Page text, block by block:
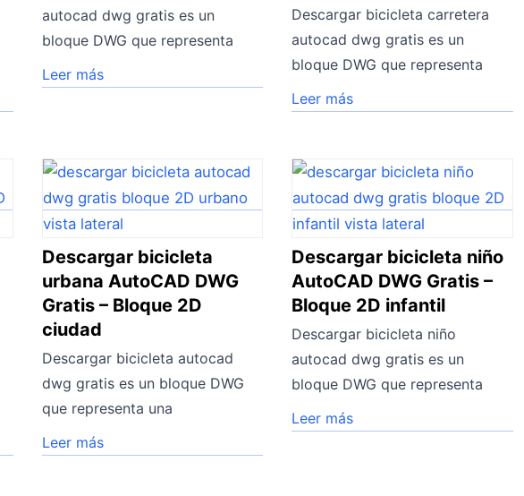
autocad dwg gratis es un
bloque DWG que representa
Leer más
Descargar bicicleta carretera
autocad dwg gratis es un
bloque DWG que representa
Leer más
Descargar bicicleta
urbana AutoCAD DWG
Gratis – Bloque 2D
ciudad
Descargar bicicleta autocad
dwg gratis es un bloque DWG
que representa una
Leer más
Descargar bicicleta niño
AutoCAD DWG Gratis –
Bloque 2D infantil
Descargar bicicleta niño
autocad dwg gratis es un
bloque DWG que representa
Leer más